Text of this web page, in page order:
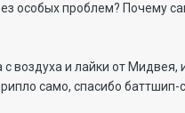
особых проблем? Почему
воздуха и лайки от Мидвея,
само, спасибо баттшип-